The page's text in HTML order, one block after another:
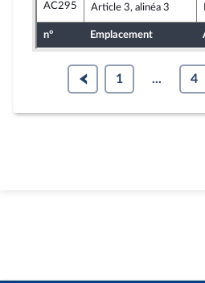
AC295 Article 3, alinéa 3
n° Emplacement
1 ... 4